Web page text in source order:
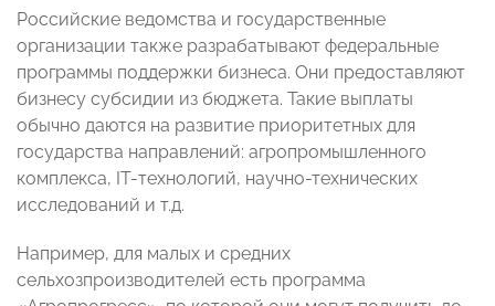
Российские ведомства и государственные
организации также разрабатывают федеральные
программы поддержки бизнеса. Они предоставляют
бизнесу субсидии из бюджета. Такие выплаты
обычно даются на развитие приоритетных для
государства направлений: агропромышленного
комплекса, IT-технологий, научно-технических
исследований и т.д.
Например, для малых и средних
сельхозпроизводителей есть программа